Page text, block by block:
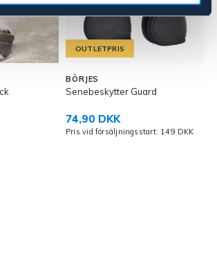
OUTLETPRIS
BÖRJES
Senebeskytter Guard
74,90 DKK
Pris vid försäljningsstart: 149 DKK